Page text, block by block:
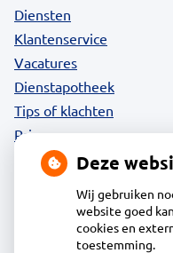
Diensten
Klantenservice
Vacatures
Dienstapotheek
Tips of klachten
Privacy
Deze
Wij gebruiken
website goed
cookies en
toestemming.